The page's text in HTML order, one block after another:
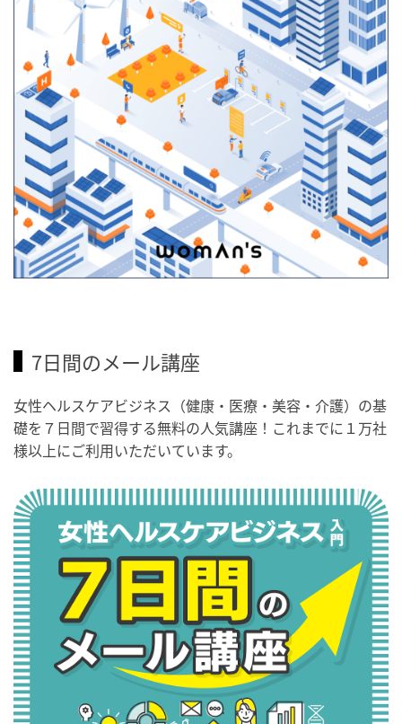
7日間のメール講座
女性ヘルスケアビジネス（健康・医療・美容・介護）の基
礎を７日間で習得する無料の人気講座！これまでに１万社
様以上にご利用いただいています。